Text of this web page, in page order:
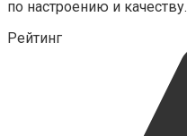
по настроению и качеству.
Рейтинг